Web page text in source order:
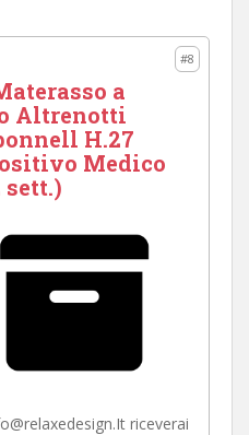
#8
a
Altrenotti
H.27
Medico
sett.)
riceverai